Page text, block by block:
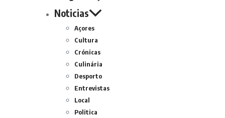
Noticias
Açores
Cultura
Crónicas
Culinária
Desporto
Entrevistas
Local
Politica